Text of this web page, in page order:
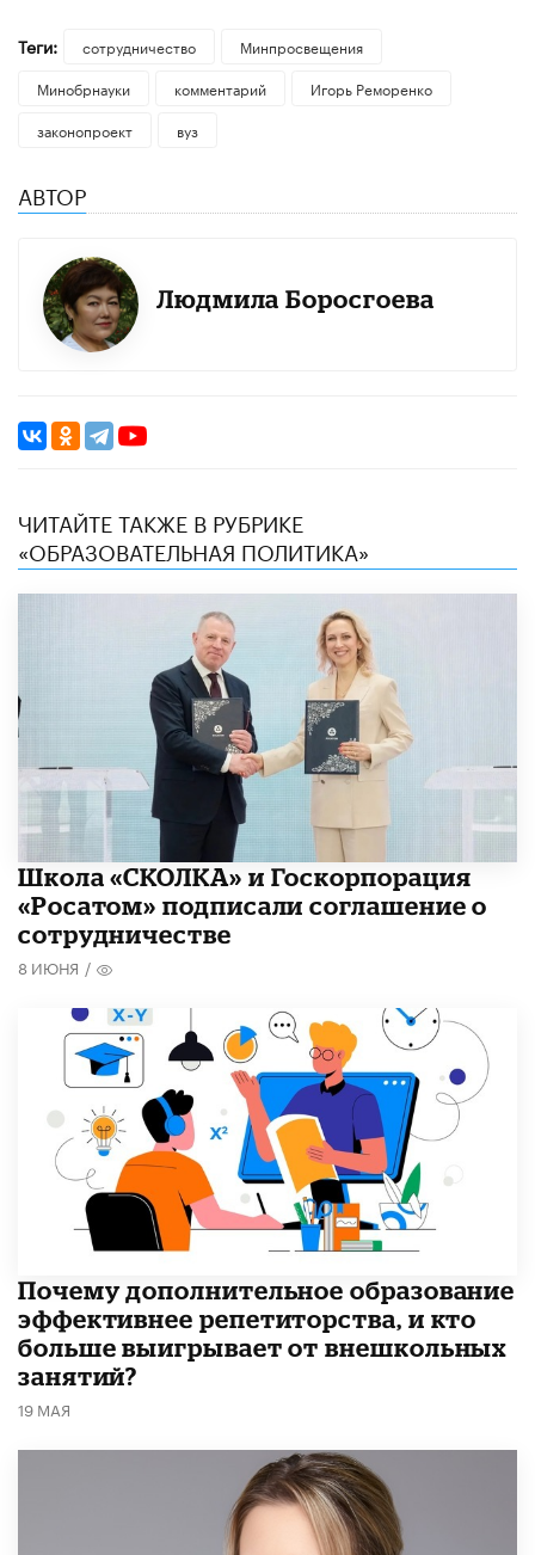
Теги: сотрудничество
Минпросвещения
Минобрнауки
комментарий
Игорь Реморенко
законопроект
вуз
АВТОР
Людмила Боросгоева
ЧИТАЙТЕ ТАКЖЕ В РУБРИКЕ
«ОБРАЗОВАТЕЛЬНАЯ ПОЛИТИКА»
Школа «СКОЛКА» и Госкорпорация
«Росатом» подписали соглашение о
сотрудничестве
8 ИЮНЯ /
​Почему дополнительное образование
эффективнее репетиторства, и кто
больше выигрывает от внешкольных
занятий?
19 МАЯ